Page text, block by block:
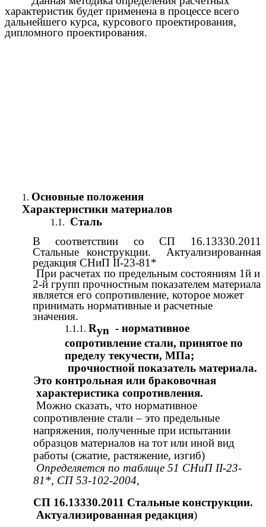
характеристик будет применена в процессе всего
дальнейшего курса, курсового проектирования,
дипломного проектирования.
Основные положения
Характеристики материалов
Сталь
В соответствии со СП 16.13330.2011
Стальные конструкции. Актуализированная
редакция СНиП II-23-81*
При расчетах по предельным состояниям 1й и
2-й групп прочностным показателем материала
является его сопротивление, которое может
принимать нормативные и расчетные
значения.
Rуn - нормативное
сопротивление стали, принятое по
пределу текучести, МПа;
прочностной показатель материала.
Это контрольная или браковочная
характеристика сопротивления.
Можно сказать, что нормативное
сопротивление стали – это предельные
напряжения, полученные при испытании
образцов материалов на тот или иной вид
работы (сжатие, растяжение, изгиб)
Определяется по таблице 51 СНиП II-23-
81*, СП 53-102-2004,
СП 16.13330.2011 Стальные конструкции.
Актуализированная редакция)